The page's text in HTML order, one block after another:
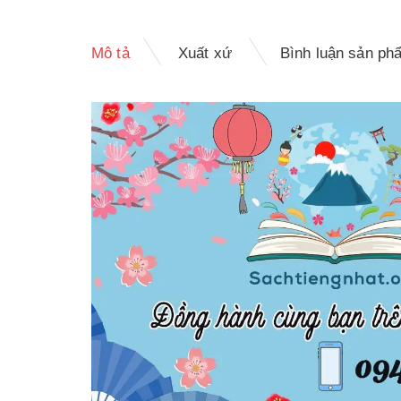
Mô tả Xuất xứ Bình luận sản